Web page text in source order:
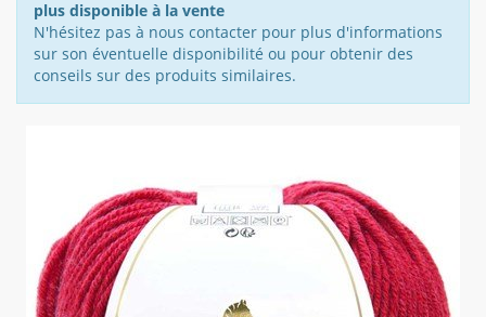
plus disponible à la vente
N'hésitez pas à nous contacter pour plus d'informations
sur son éventuelle disponibilité ou pour obtenir des
conseils sur des produits similaires.